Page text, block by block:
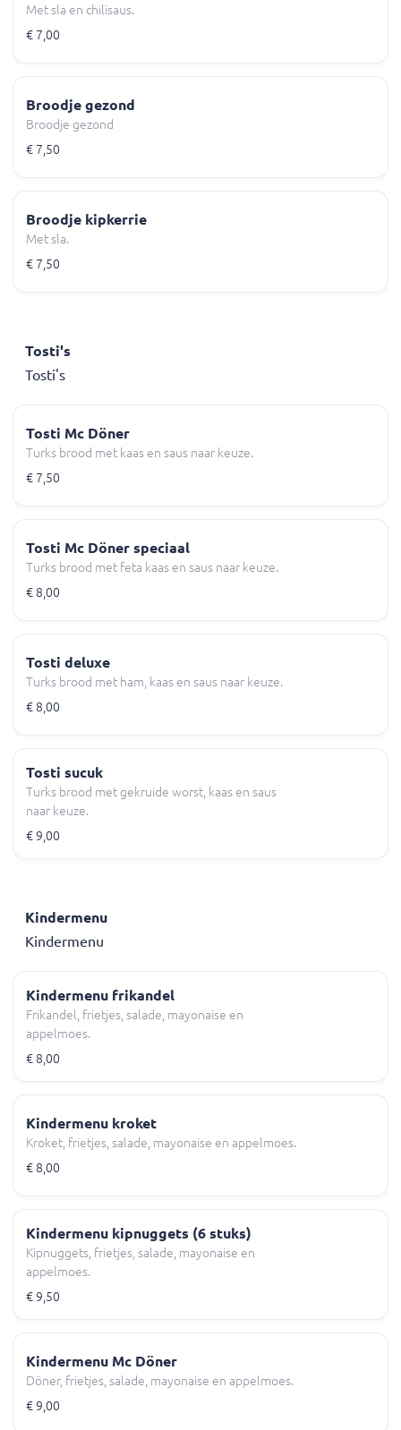
Met sla en chilisaus.
€ 7,00
Broodje gezond
Broodje gezond
€ 7,50
Broodje kipkerrie
Met sla.
€ 7,50
Tosti's
Tosti's
Tosti Mc Döner
Turks brood met kaas en saus naar keuze.
€ 7,50
Tosti Mc Döner speciaal
Turks brood met feta kaas en saus naar keuze.
€ 8,00
Tosti deluxe
Turks brood met ham, kaas en saus naar keuze.
€ 8,00
Tosti sucuk
Turks brood met gekruide worst, kaas en saus
naar keuze.
€ 9,00
Kindermenu
Kindermenu
Kindermenu frikandel
Frikandel, frietjes, salade, mayonaise en
appelmoes.
€ 8,00
Kindermenu kroket
Kroket, frietjes, salade, mayonaise en appelmoes.
€ 8,00
Kindermenu kipnuggets (6 stuks)
Kipnuggets, frietjes, salade, mayonaise en
appelmoes.
€ 9,50
Kindermenu Mc Döner
Döner, frietjes, salade, mayonaise en appelmoes.
€ 9,00